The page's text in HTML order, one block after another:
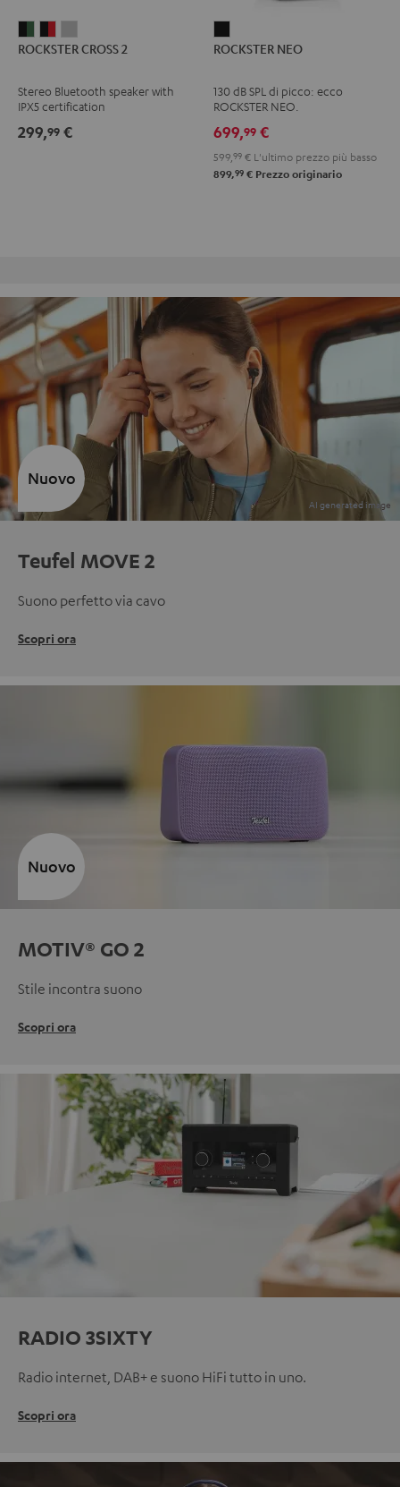
CROSS
Black
&
Green
CROSS
Nero
&
Rosso
CROSS
Light
Gray
ROCKSTER CROSS 2
Stereo Bluetooth speaker with
IPX5 certification
299,99 €
NEO
ROCKSTER NEO
130 dB SPL di picco: ecco
ROCKSTER NEO.
699,99 €
599, 99 € L'ultimo prezzo più basso
899,99 € Prezzo originario
Teufel MOVE 2
Suono perfetto via cavo
Scopri ora
Nuovo
MOTIV® GO 2
Stile incontra suono
Scopri ora
Nuovo
RADIO 3SIXTY
Radio internet, DAB+ e suono HiFi tutto in uno.
Scopri ora